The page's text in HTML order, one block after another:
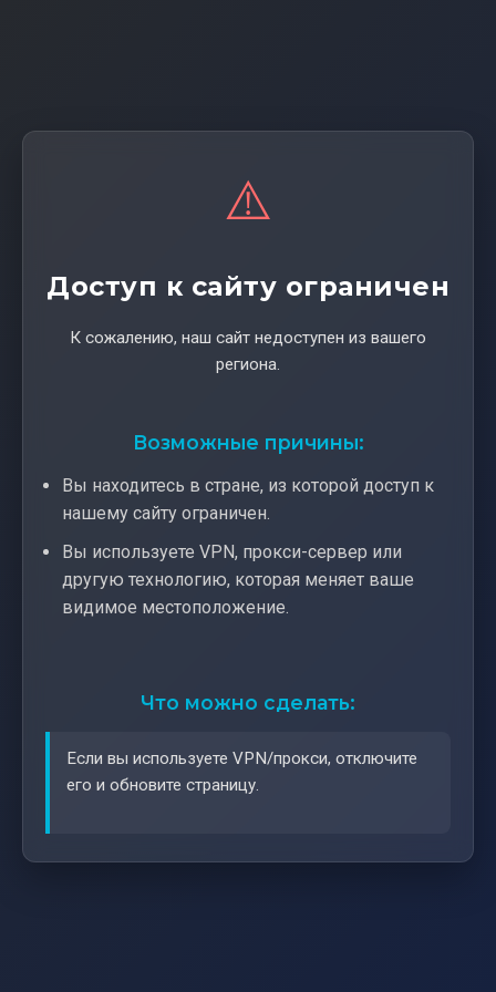
⚠️
Доступ к сайту ограничен
К сожалению, наш сайт недоступен из вашего
региона.
Возможные причины:
Вы находитесь в стране, из которой доступ к
нашему сайту ограничен.
Вы используете VPN, прокси-сервер или
другую технологию, которая меняет ваше
видимое местоположение.
Что можно сделать:
Если вы используете VPN/прокси, отключите
его и обновите страницу.